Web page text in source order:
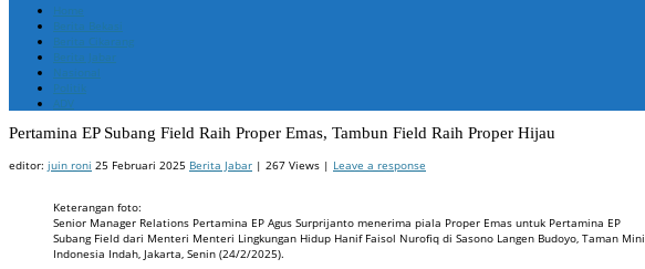
Home
Berita Bekasi
Berita Cikarang
Berita Jabar
Nasional
Politik
ADV
Pertamina EP Subang Field Raih Proper Emas, Tambun Field Raih Proper Hijau
editor: juin roni 25 Februari 2025 Berita Jabar | 267 Views | Leave a response
Keterangan foto:
Senior Manager Relations Pertamina EP Agus Surprijanto menerima piala Proper Emas untuk Pertamina EP
Subang Field dari Menteri Menteri Lingkungan Hidup Hanif Faisol Nurofiq di Sasono Langen Budoyo, Taman Mini
Indonesia Indah, Jakarta, Senin (24/2/2025).